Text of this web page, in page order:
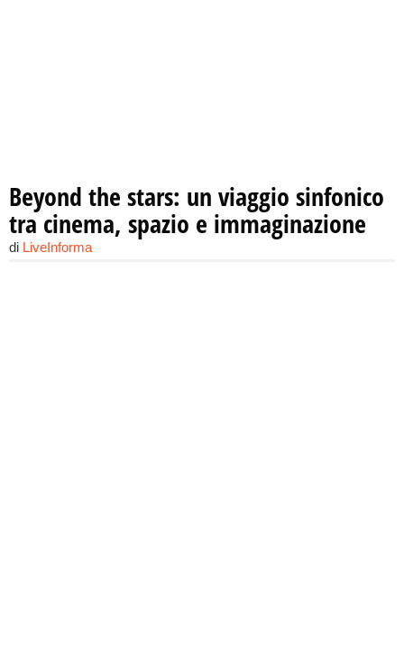
Beyond the stars: un viaggio sinfonico
tra cinema, spazio e immaginazione
di LiveInforma